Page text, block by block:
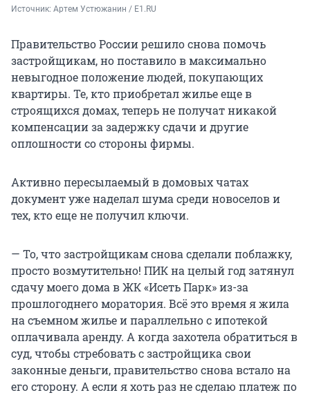
Источник: Артем Устюжанин / E1.RU
Правительство России решило снова помочь
застройщикам, но поставило в максимально
невыгодное положение людей, покупающих
квартиры. Те, кто приобретал жилье еще в
строящихся домах, теперь не получат никакой
компенсации за задержку сдачи и другие
оплошности со стороны фирмы.
Активно пересылаемый в домовых чатах
документ уже наделал шума среди новоселов и
тех, кто еще не получил ключи.
— То, что застройщикам снова сделали поблажку,
просто возмутительно! ПИК на целый год затянул
сдачу моего дома в ЖК «Исеть Парк» из-за
прошлогоднего моратория. Всё это время я жила
на съемном жилье и параллельно с ипотекой
оплачивала аренду. А когда захотела обратиться в
суд, чтобы стребовать с застройщика свои
законные деньги, правительство снова встало на
его сторону. А если я хоть раз не сделаю платеж по